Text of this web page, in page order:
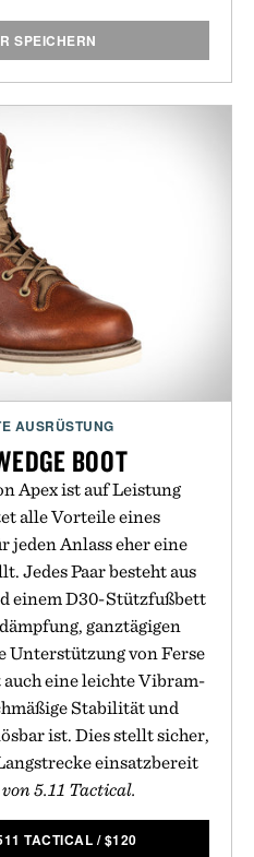
SPEICHERN
AUSRÜSTUNG
BOOT
Apex ist auf Leistung
alle Vorteile eines
jeden Anlass eher eine
Jedes Paar besteht aus
einem D30-Stützfußbett
ganztägigen
Unterstützung von Ferse
eine leichte Vibram-
Stabilität und
ist. Dies stellt sicher,
einsatzbereit
5.11 Tactical.
TACTICAL /$120